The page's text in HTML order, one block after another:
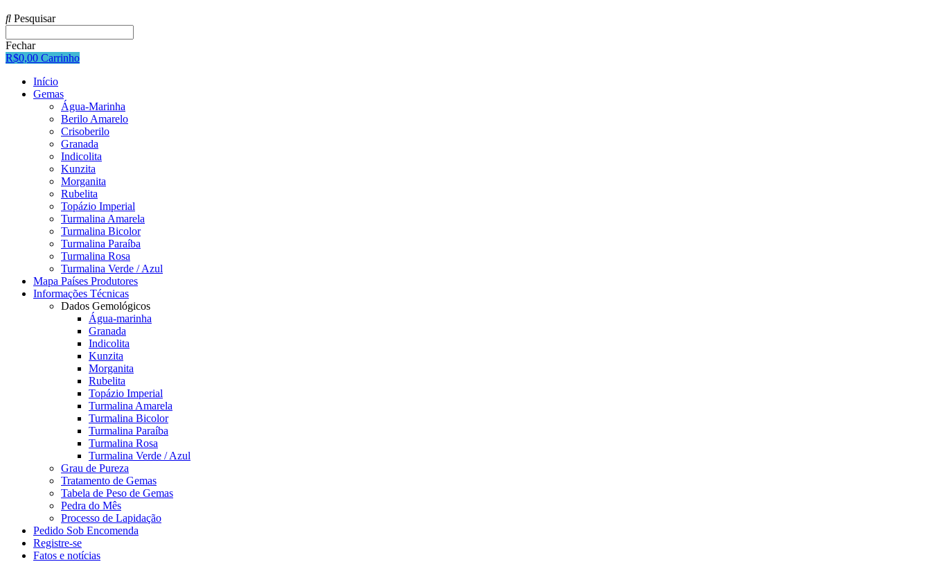
Pesquisar
Fechar
R$0,00 Carrinho
Início
Gemas
Água-Marinha
Berilo Amarelo
Crisoberilo
Granada
Indicolita
Kunzita
Morganita
Rubelita
Topázio Imperial
Turmalina Amarela
Turmalina Bicolor
Turmalina Paraíba
Turmalina Rosa
Turmalina Verde / Azul
Mapa Países Produtores
Informações Técnicas
Dados Gemológicos
Água-marinha
Granada
Indicolita
Kunzita
Morganita
Rubelita
Topázio Imperial
Turmalina Amarela
Turmalina Bicolor
Turmalina Paraíba
Turmalina Rosa
Turmalina Verde / Azul
Grau de Pureza
Tratamento de Gemas
Tabela de Peso de Gemas
Pedra do Mês
Processo de Lapidação
Pedido Sob Encomenda
Registre-se
Fatos e notícias